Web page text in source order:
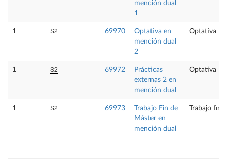
mención dual
1
1 S2 69970
Optativa en
mención dual
2
Optativa
1 S2 69972
Prácticas
externas 2 en
mención dual
Optativa
1 S2 69973
Trabajo Fin de
Máster en
mención dual
Trabajo fin